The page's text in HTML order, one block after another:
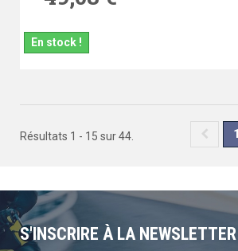
En stock !
1
Résultats 1 - 15 sur 44.
S'INSCRIRE À LA NEWSLETTER